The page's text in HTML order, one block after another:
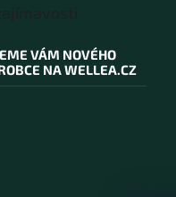
VÁM NOVÉHO
NA WELLEA.CZ